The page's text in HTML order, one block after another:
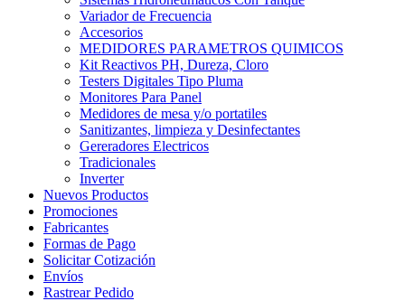
Variador de Frecuencia
Accesorios
MEDIDORES PARAMETROS QUIMICOS
Kit Reactivos PH, Dureza, Cloro
Testers Digitales Tipo Pluma
Monitores Para Panel
Medidores de mesa y/o portatiles
Sanitizantes, limpieza y Desinfectantes
Gereradores Electricos
Tradicionales
Inverter
Nuevos Productos
Promociones
Fabricantes
Formas de Pago
Solicitar Cotización
Envíos
Rastrear Pedido